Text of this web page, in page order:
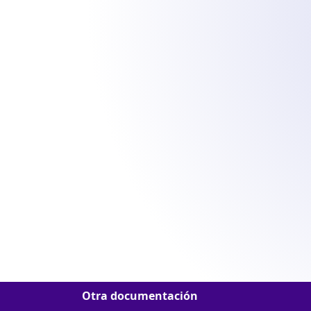
Otra documentación